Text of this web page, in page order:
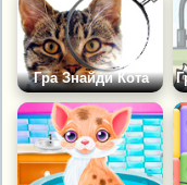
Гра Знайди Кота